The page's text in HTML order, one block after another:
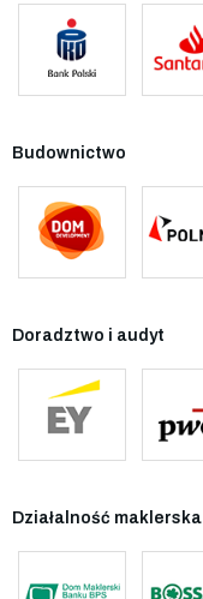
Budownictwo
Doradztwo i audyt
Działalność maklerska